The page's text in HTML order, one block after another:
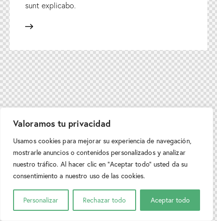
Valoramos tu privacidad
Usamos cookies para mejorar su experiencia de navegación,
mostrarle anuncios o contenidos personalizados y analizar
nuestro tráfico. Al hacer clic en “Aceptar todo” usted da su
consentimiento a nuestro uso de las cookies.
Personalizar Rechazar todo Aceptar todo
sunt explicabo.